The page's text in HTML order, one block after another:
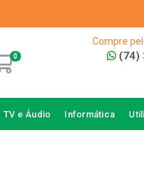
0
Compre
(74)
TV e Áudio Informática